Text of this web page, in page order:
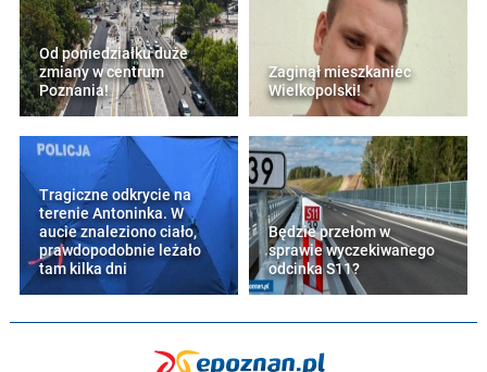
Od poniedziałku duże
zmiany w centrum
Poznania!
Zaginął mieszkaniec
Wielkopolski!
Tragiczne odkrycie na
terenie Antoninka. W
aucie znaleziono ciało,
prawdopodobnie leżało
tam kilka dni
Będzie przełom w
sprawie wyczekiwanego
odcinka S11?